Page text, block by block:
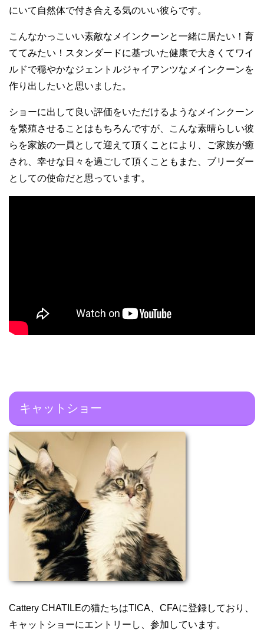
にいて自然体で付き合える気のいい彼らです。
こんなかっこいい素敵なメインクーンと一緒に居たい！育
ててみたい！スタンダードに基づいた健康で大きくてワイ
ルドで穏やかなジェントルジャイアンツなメインクーンを
作り出したいと思いました。
ショーに出して良い評価をいただけるようなメインクーン
を繁殖させることはもちろんですが、こんな素晴らしい彼
らを家族の一員として迎えて頂くことにより、ご家族が癒
され、幸せな日々を過ごして頂くこともまた、ブリーダー
としての使命だと思っています。
キャットショー
Cattery CHATILEの猫たちはTICA、CFAに登録しており、
キャットショーにエントリーし、参加しています。